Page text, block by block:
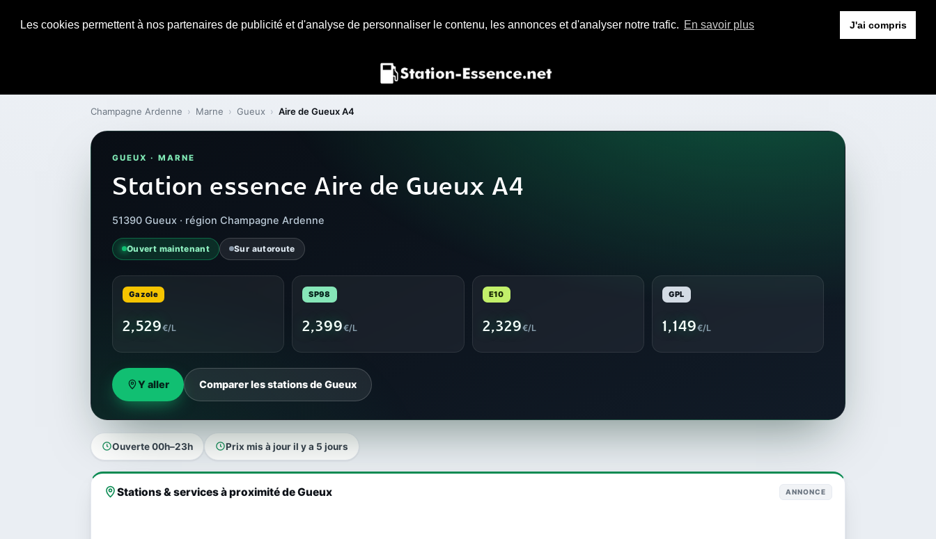
Les cookies permettent à nos partenaires de publicité et d'analyse de personnaliser le contenu, les annonces et d'analyser notre trafic. En savoir plus J'ai compris
Champagne Ardenne › Marne › Gueux › Aire de Gueux A4
GUEUX · MARNE
Station essence Aire de Gueux A4
51390 Gueux · région Champagne Ardenne
Ouvert maintenant Sur autoroute
Gazole
2,529€/L
SP98
2,399€/L
E10
2,329€/L
GPL
1,149€/L
Y aller Comparer les stations de Gueux
Ouverte 00h–23h Prix mis à jour il y a 5 jours
Stations & services à proximité de Gueux ANNONCE